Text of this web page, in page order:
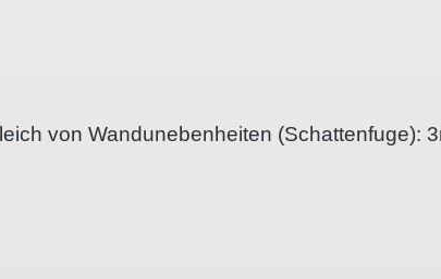
von Wandunebenheiten (Schattenfuge):